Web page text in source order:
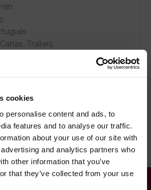
cookies
personalise content and ads, to
features and to analyse our traffic.
about your use of our site with
and analytics partners who
other information that you’ve
that they’ve collected from your use
Trailers
discretas
sua encomenda será entregue em 48
e Espanha Continental para
gratis depende do país de envio.
em épocas festivas.